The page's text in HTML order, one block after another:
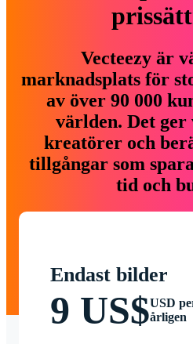
Vecteezy är
marknadsplats för
av över 90 000
världen. Det
kreatörer och
tillgångar som
tid och
Endast bilder
9 US$USD
årligen